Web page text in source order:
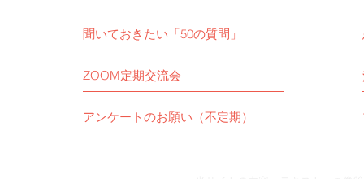
ZOOM定期交流会
聞いておきたい「50の質問」
アンケートのお願い（不定期）